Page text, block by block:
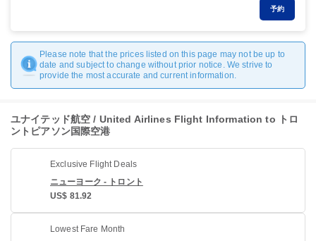
予約
Please note that the prices listed on this page may not be up to
date and subject to change without prior notice. We strive to
provide the most accurate and current information.
ユナイテッド航空 / United Airlines Flight Information to トロ
ントピアソン国際空港
Exclusive Flight Deals
ニューヨーク - トロント
US$ 81.92
Lowest Fare Month